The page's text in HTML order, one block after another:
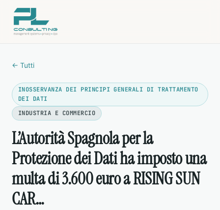
← Tutti
INOSSERVANZA DEI PRINCIPI GENERALI DI TRATTAMENTO
DEI DATI
INDUSTRIA E COMMERCIO
L’Autorità Spagnola per la
Protezione dei Dati ha imposto una
multa di 3.600 euro a RISING SUN
CAR…